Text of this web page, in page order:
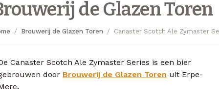
de Glazen Toren
Brouwerij de Glazen Toren Canaster Scotch Ale Zymaster
Canaster Scotch Ale Zymaster Series is een bier
door Brouwerij de Glazen Toren uit Erpe-